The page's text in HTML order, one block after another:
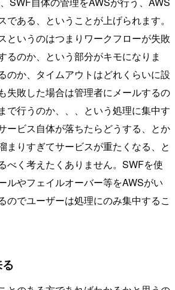
である、ということが上げられます。
というのはつまりワークフローが失敗
るのか、という部分がキモになりま
のか、タイムアウトはどれくらいに設
失敗した場合は管理者にメールするの
で行うのか、、、という処理に集中す
ービス自体が落ちたらどうする、とか
まりすぎてサービスが重たくなる、と
べく考えたくありません。SWFを使
ルやフェイルオーバー等をAWSがい
のでユーザーは処理にのみ集中するこ